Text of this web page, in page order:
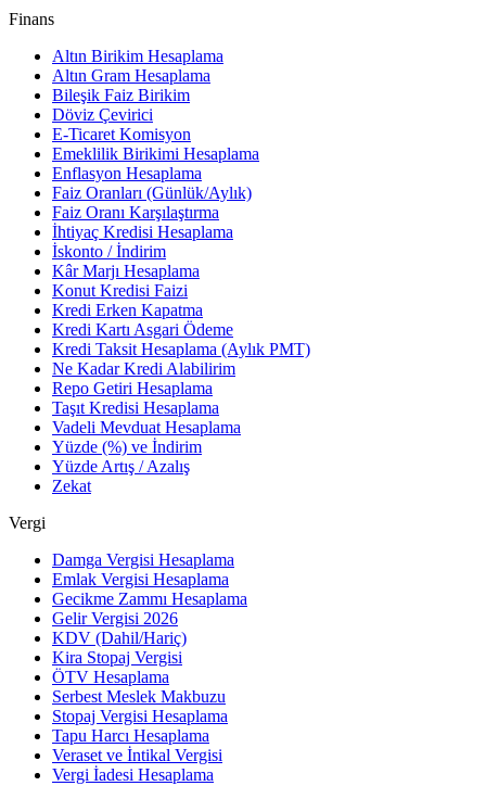
Finans
Altın Birikim Hesaplama
Altın Gram Hesaplama
Bileşik Faiz Birikim
Döviz Çevirici
E-Ticaret Komisyon
Emeklilik Birikimi Hesaplama
Enflasyon Hesaplama
Faiz Oranları (Günlük/Aylık)
Faiz Oranı Karşılaştırma
İhtiyaç Kredisi Hesaplama
İskonto / İndirim
Kâr Marjı Hesaplama
Konut Kredisi Faizi
Kredi Erken Kapatma
Kredi Kartı Asgari Ödeme
Kredi Taksit Hesaplama (Aylık PMT)
Ne Kadar Kredi Alabilirim
Repo Getiri Hesaplama
Taşıt Kredisi Hesaplama
Vadeli Mevduat Hesaplama
Yüzde (%) ve İndirim
Yüzde Artış / Azalış
Zekat
Vergi
Damga Vergisi Hesaplama
Emlak Vergisi Hesaplama
Gecikme Zammı Hesaplama
Gelir Vergisi 2026
KDV (Dahil/Hariç)
Kira Stopaj Vergisi
ÖTV Hesaplama
Serbest Meslek Makbuzu
Stopaj Vergisi Hesaplama
Tapu Harcı Hesaplama
Veraset ve İntikal Vergisi
Vergi İadesi Hesaplama